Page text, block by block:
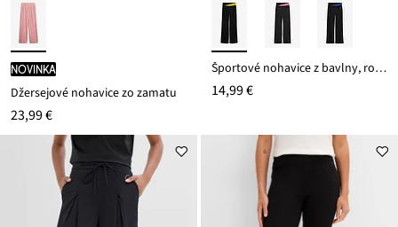
novinka
Džersejové nohavice zo zamatu
23,99 €
Športové nohavice z bavlny, rozšírené
14,99 €